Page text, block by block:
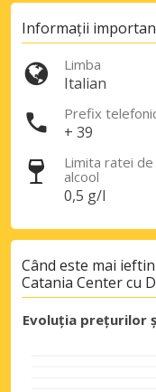
Informații
Limba
Italian
Prefix
+ 39
Limita ratei de
alcool
0,5 g/l
Când este mai
Catania Center cu
Evoluția prețurilor